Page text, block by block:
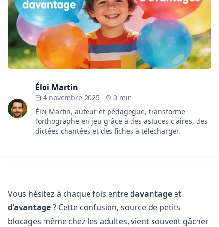
Éloi Martin
4 novembre 2025
0 min
Éloi Martin, auteur et pédagogue, transforme
l’orthographe en jeu grâce à des astuces claires, des
dictées chantées et des fiches à télécharger.
Vous hésitez à chaque fois entredavantage et
d’avantage? Cette confusion, source de petits
blocages même chez les adultes, vient souvent gâcher